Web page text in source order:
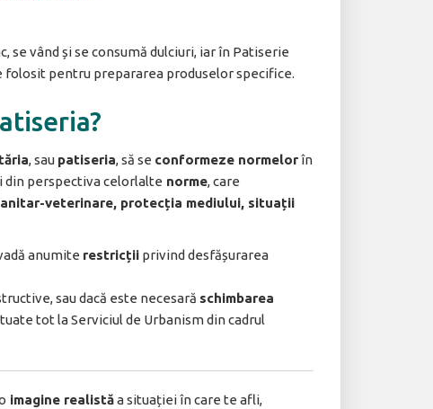
se vând și se consumă dulciuri, iar în Patiserie
pentru prepararea produselor specifice.
, sau patiseria, să se conformeze normelorîn
din perspectiva celorlalte norme, care
veterinare, protecția mediului, situații
anumite restricții privind desfășurarea
sau dacă este necesară schimbarea
tot la Serviciul de Urbanism din cadrul
imagine realistăa situației în care te afli,